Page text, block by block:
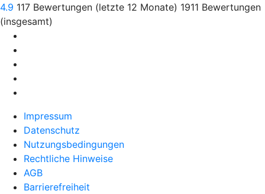
4.9 117 Bewertungen (letzte 12 Monate) 1911 Bewertungen
(insgesamt)
Impressum
Datenschutz
Nutzungsbedingungen
Rechtliche Hinweise
AGB
Barrierefreiheit